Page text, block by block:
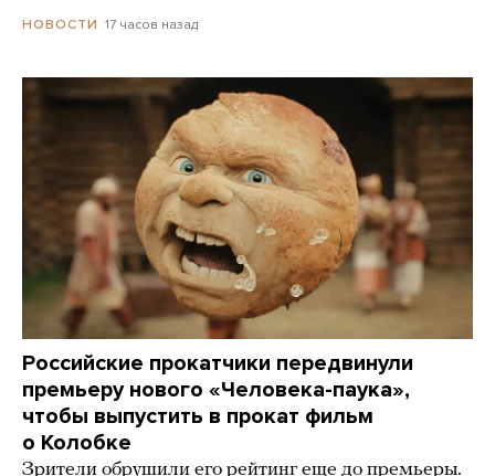
НОВОСТИ 17 часов назад
Российские прокатчики передвинули
премьеру нового «Человека-паука»,
чтобы выпустить в прокат фильм
о Колобке
Зрители обрушили его рейтинг еще до премьеры.